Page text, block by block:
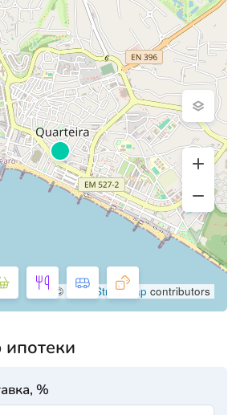
© OpenStreetMap contributors
ипотеки
%